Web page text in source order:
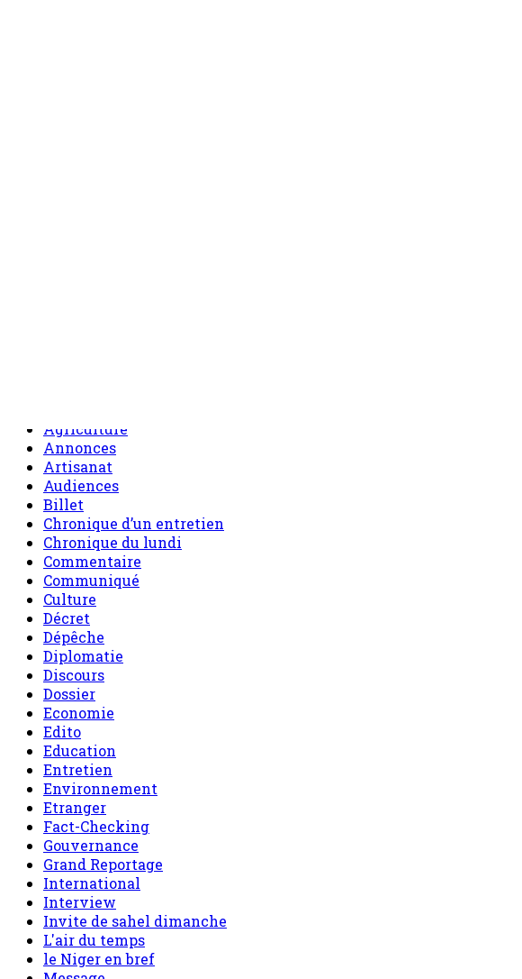
Annonces
Artisanat
Audiences
Billet
Chronique d’un entretien
Chronique du lundi
Commentaire
Communiqué
Culture
Décret
Dépêche
Diplomatie
Discours
Dossier
Economie
Edito
Education
Entretien
Environnement
Etranger
Fact-Checking
Gouvernance
Grand Reportage
International
Interview
Invite de sahel dimanche
L'air du temps
le Niger en bref
Message